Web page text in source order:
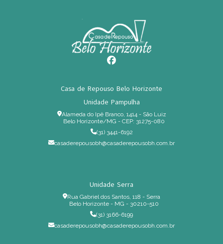
Casa de Repouso Belo Horizonte
Unidade Pampulha
Alameda do Ipê Branco, 1414 - São Luiz
Belo Horizonte/MG - CEP: 31275-080
(31) 3441-6192
casaderepousobh@casaderepousobh.com.br
Unidade Serra
Rua Gabriel dos Santos, 118 - Serra
Belo Horizonte - MG - 30210-510
(31) 3166-6199
casaderepousobh@casaderepousobh.com.br